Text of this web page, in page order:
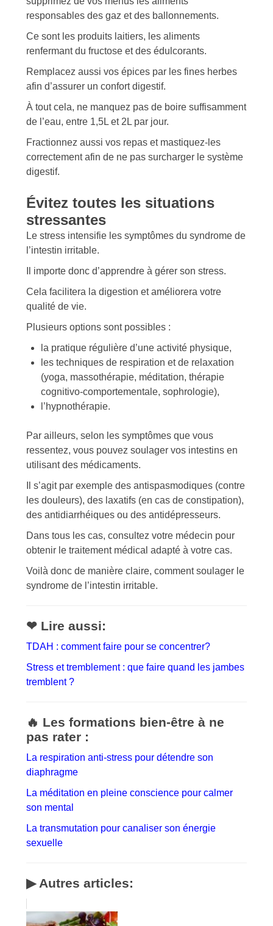
responsables des gaz et des ballonnements.
Ce sont les produits laitiers, les aliments
renfermant du fructose et des édulcorants.
Remplacez aussi vos épices par les fines herbes
afin d’assurer un confort digestif.
À tout cela, ne manquez pas de boire suffisamment
de l’eau, entre 1,5L et 2L par jour.
Fractionnez aussi vos repas et mastiquez-les
correctement afin de ne pas surcharger le système
digestif.
Évitez toutes les situations
stressantes
Le stress intensifie les symptômes du syndrome de
l’intestin irritable.
Il importe donc d’apprendre à gérer son stress.
Cela facilitera la digestion et améliorera votre
qualité de vie.
Plusieurs options sont possibles :
la pratique régulière d’une activité physique,
les techniques de respiration et de relaxation
(yoga, massothérapie, méditation, thérapie
cognitivo-comportementale, sophrologie),
l’hypnothérapie.
Par ailleurs, selon les symptômes que vous
ressentez, vous pouvez soulager vos intestins en
utilisant des médicaments.
Il s’agit par exemple des antispasmodiques (contre
les douleurs), des laxatifs (en cas de constipation),
des antidiarrhéiques ou des antidépresseurs.
Dans tous les cas, consultez votre médecin pour
obtenir le traitement médical adapté à votre cas.
Voilà donc de manière claire, comment soulager le
syndrome de l’intestin irritable.
❤ Lire aussi:
TDAH : comment faire pour se concentrer?
Stress et tremblement : que faire quand les jambes
tremblent ?
🔥 Les formations bien-être à ne
pas rater :
La respiration anti-stress pour détendre son
diaphragme
La méditation en pleine conscience pour calmer
son mental
La transmutation pour canaliser son énergie
sexuelle
▶ Autres articles: